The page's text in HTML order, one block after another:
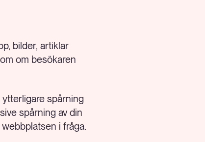
bilder, artiklar
om besökaren
spårning
spårning av din
i fråga.